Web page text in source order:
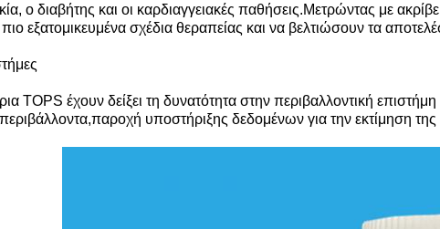
ο διαβήτης και οι καρδιαγγειακές παθήσεις.Μετρώντας με
εξατομικευμένα σχέδια θεραπείας και να βελτιώσουν τα
TOPS έχουν δείξει τη δυνατότητα στην περιβαλλοντική
υποστήριξης δεδομένων για την εκτίμηση